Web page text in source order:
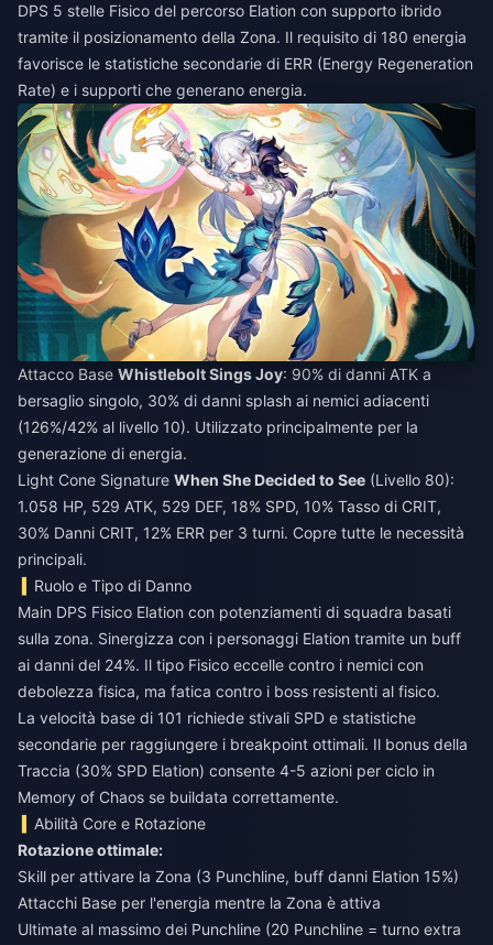
DPS 5 stelle Fisico del percorso Elation con supporto ibrido
tramite il posizionamento della Zona. Il requisito di 180 energia
favorisce le statistiche secondarie di ERR (Energy Regeneration
Rate) e i supporti che generano energia.
Attacco Base Whistlebolt Sings Joy: 90% di danni ATK a
bersaglio singolo, 30% di danni splash ai nemici adiacenti
(126%/42% al livello 10). Utilizzato principalmente per la
generazione di energia.
Light Cone Signature When She Decided to See (Livello 80):
1.058 HP, 529 ATK, 529 DEF, 18% SPD, 10% Tasso di CRIT,
30% Danni CRIT, 12% ERR per 3 turni. Copre tutte le necessità
principali.
Ruolo e Tipo di Danno
Main DPS Fisico Elation con potenziamenti di squadra basati
sulla zona. Sinergizza con i personaggi Elation tramite un buff
ai danni del 24%. Il tipo Fisico eccelle contro i nemici con
debolezza fisica, ma fatica contro i boss resistenti al fisico.
La velocità base di 101 richiede stivali SPD e statistiche
secondarie per raggiungere i breakpoint ottimali. Il bonus della
Traccia (30% SPD Elation) consente 4-5 azioni per ciclo in
Memory of Chaos se buildata correttamente.
Abilità Core e Rotazione
Rotazione ottimale:
Skill per attivare la Zona (3 Punchline, buff danni Elation 15%)
Attacchi Base per l'energia mentre la Zona è attiva
Ultimate al massimo dei Punchline (20 Punchline = turno extra